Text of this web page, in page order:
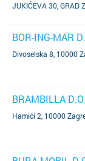
JUKIĆEVA 30, GRAD
BOR-ING-MAR
Divoselska 8, 10000
BRAMBILLA
Hamići 2, 10000